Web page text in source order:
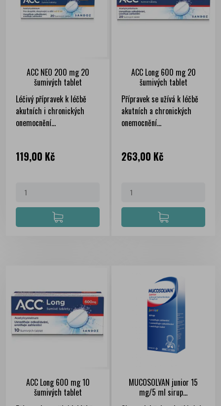
ACC NEO 200 mg 20
šumivých tablet
Léčivý přípravek k léčbě
akutních i chronických
onemocnění...
Cena
119,00 Kč
ACC Long 600 mg 20
šumivých tablet
Přípravek se užívá k léčbě
akutních a chronických
onemocnění...
Cena
263,00 Kč
ACC Long 600 mg 10
šumivých tablet
MUCOSOLVAN junior 15
mg/5 ml sirup...